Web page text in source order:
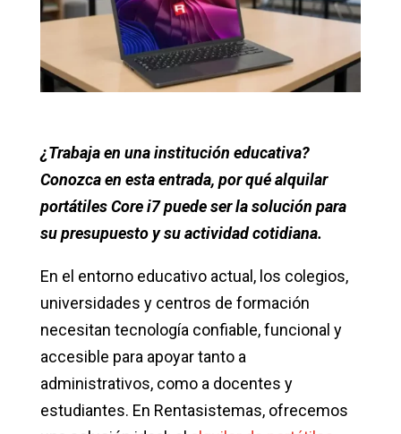
¿Trabaja en una institución educativa?
Conozca en esta entrada, por qué alquilar
portátiles Core i7 puede ser la solución para
su presupuesto y su actividad cotidiana.
En el entorno educativo actual, los colegios,
universidades y centros de formación
necesitan tecnología confiable, funcional y
accesible para apoyar tanto a
administrativos, como a docentes y
estudiantes. En Rentasistemas, ofrecemos